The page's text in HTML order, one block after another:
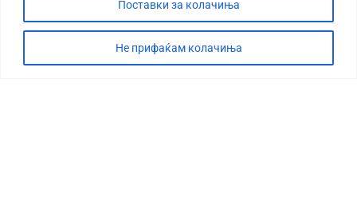
Поставки за колачиња
Не прифаќам колачиња